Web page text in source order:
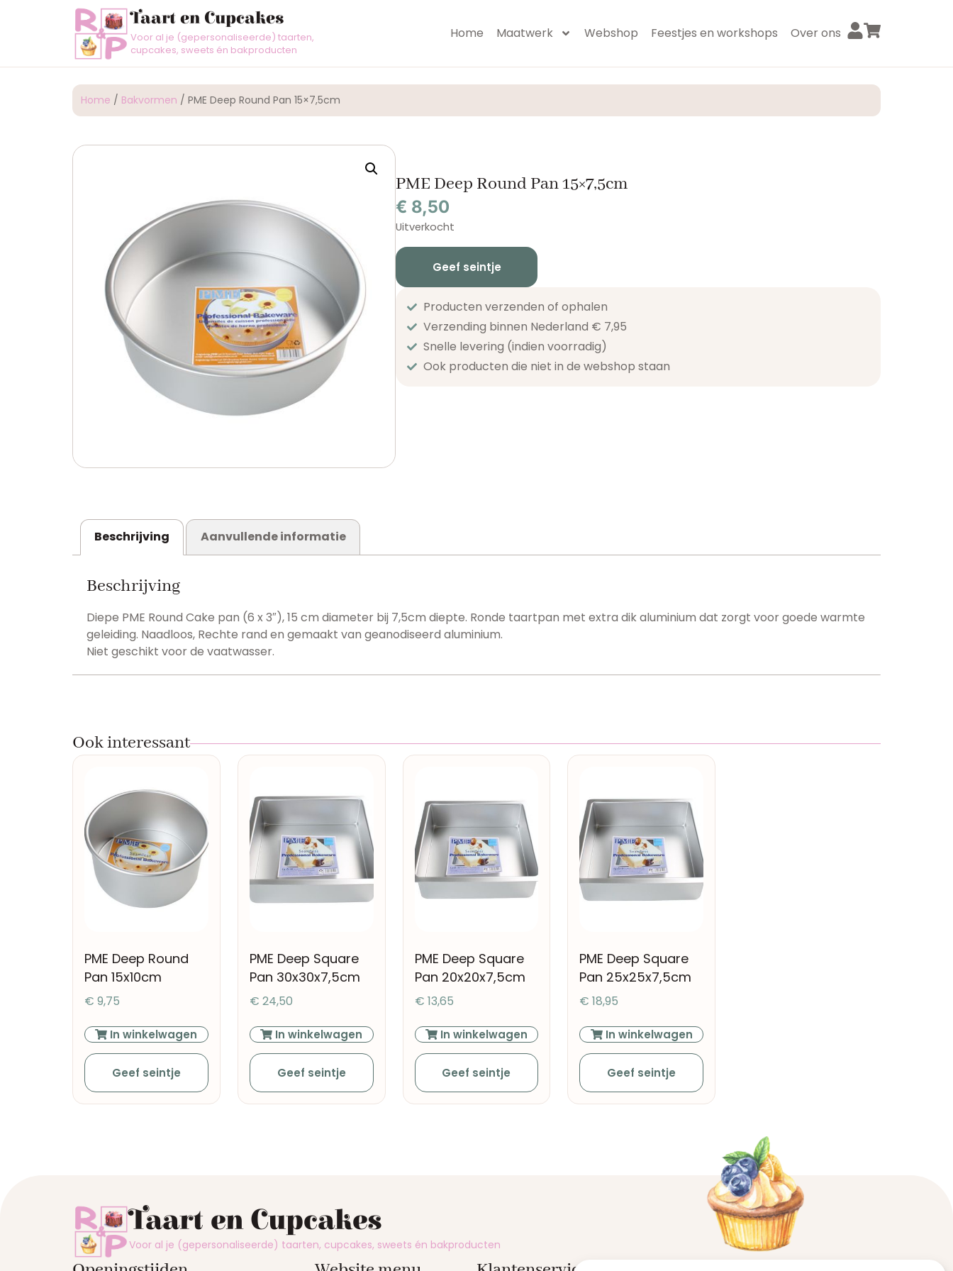
Taart en Cupcakes
Voor al je (gepersonaliseerde) taarten,
cupcakes, sweets én bakproducten
Home Maatwerk Webshop Feestjes en workshops Over ons
Home / Bakvormen / PME Deep Round Pan 15×7,5cm
PME Deep Round Pan 15×7,5cm
€ 8,50
Uitverkocht
Geef seintje
Producten verzenden of ophalen
Verzending binnen Nederland € 7,95
Snelle levering (indien voorradig)
Ook producten die niet in de webshop staan​
Beschrijving Aanvullende informatie
Beschrijving
Diepe PME Round Cake pan (6 x 3″), 15 cm diameter bij 7,5cm diepte. Ronde taartpan met extra dik aluminium dat zorgt voor goede warmte
geleiding. Naadloos, Rechte rand en gemaakt van geanodiseerd aluminium.
Niet geschikt voor de vaatwasser.
Ook interessant
PME Deep Round
Pan 15x10cm
€ 9,75
In winkelwagen
Geef seintje
PME Deep Square
Pan 30x30x7,5cm
€ 24,50
In winkelwagen
Geef seintje
PME Deep Square
Pan 20x20x7,5cm
€ 13,65
In winkelwagen
Geef seintje
PME Deep Square
Pan 25x25x7,5cm
€ 18,95
In winkelwagen
Geef seintje
Taart en Cupcakes
Voor al je (gepersonaliseerde) taarten, cupcakes, sweets én bakproducten